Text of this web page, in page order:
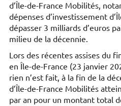
d’Île-de-France Mobilités,
dépenses d’investissement
dépasser 3 milliards d’euros
milieu de la décennie.
Lors des récentes assises du
en Île-de-France (23 janvier
rien n’est fait, à la fin de la
d’Île-de-France Mobilités
par an pour un montant total